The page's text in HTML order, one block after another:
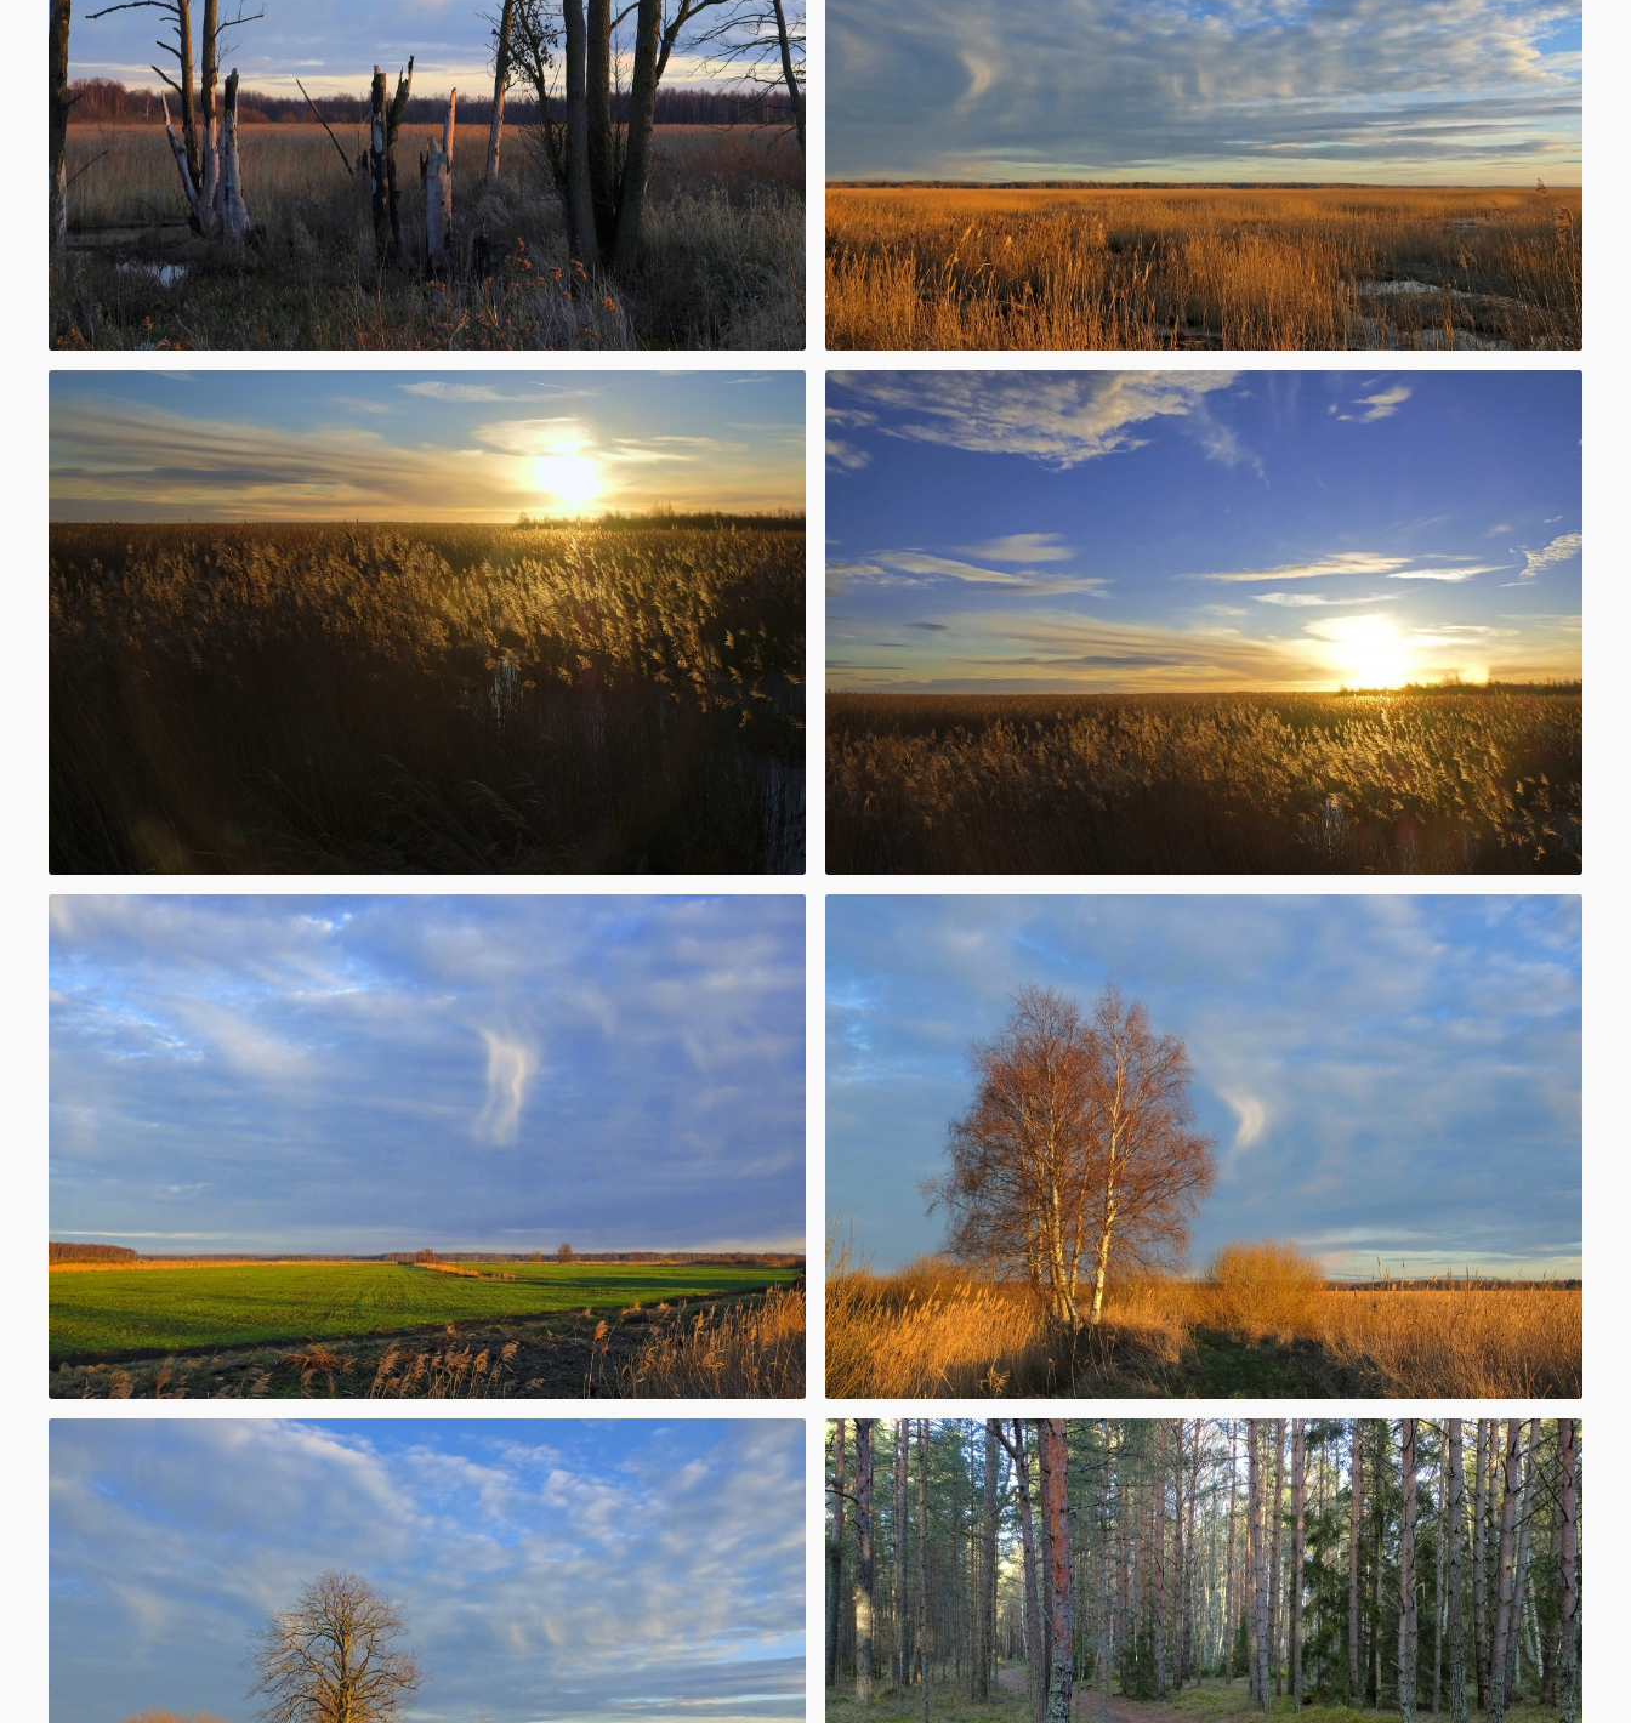
vidējais dziļums ir 0,5m. Ceļā redzēsiet dažādus apskates
objektus: putnu novērošanas torni, putnu slēpni, Paurupi
un Līgupi, bebraini, palieņu pļavu, svētbirzi un Ezerskolas
upurakmeni, Papes polderu pļavas, melnalkšņu, priežu un
egļu mežus, ornitoloģisko staciju un Papes bāku.
Taka neved gar pašu ezera krastu, taču to ir iespējams
apmeklēt pēc vēlēšanās, kādā posmā nedaudz novirzoties
no takas. Sevišķi ieteicams apmeklēt savvaļas zirgu un
tauru ganības, kas ir viens no ievērojamākajiem apskates
objektiem ceļā (biļetes iespējams iegādāties informācijas
kioskā pie ieejas). Šeit iespējams arī piekļūt ezera krastam,
kas atver skatam patiesi iespaidīgu sirreālu ainavu.
Apmeklējot visus apskates objektus takas ceļā, faktiskais
takas garums ir ~36km. Tāpēc izvēlieties piemērotus, ērtus
apavus, lai izturēto garo distanci. Atsevišķi takas posmi
ezera dienvidu un ziemeļu daļā pavasarī un rudenī ir mitri.
Atkarībā no sezonas var būt daudz odu un dunduru,
ieteicams attiecīgi saģērbties un nodrošināties ar
pretinsektu līdzekļiem.
www.kurzemesregions.lv